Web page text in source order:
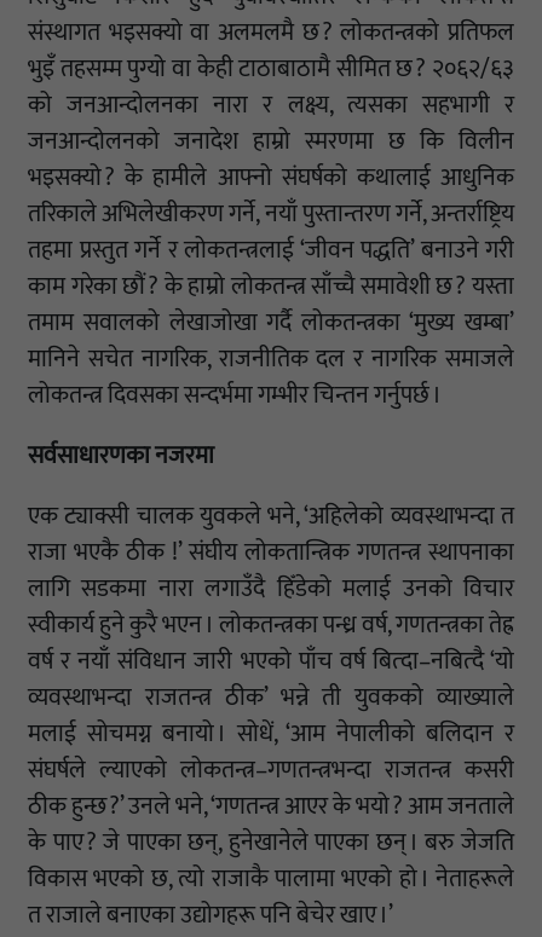
संस्थागत भइसक्यो वा अलमलमै छ ? लोकतन्त्रको प्रतिफल
भुइँ तहसम्म पुग्यो वा केही टाठाबाठामै सीमित छ ? २०६२/६३
को जनआन्दोलनका नारा र लक्ष्य, त्यसका सहभागी र
जनआन्दोलनको जनादेश हाम्रो स्मरणमा छ कि विलीन
भइसक्यो ? के हामीले आफ्नो संघर्षको कथालाई आधुनिक
तरिकाले अभिलेखीकरण गर्ने, नयाँ पुस्तान्तरण गर्ने, अन्तर्राष्ट्रिय
तहमा प्रस्तुत गर्ने र लोकतन्त्रलाई ‘जीवन पद्धति’ बनाउने गरी
काम गरेका छौं ? के हाम्रो लोकतन्त्र साँच्चै समावेशी छ ? यस्ता
तमाम सवालको लेखाजोखा गर्दै लोकतन्त्रका ‘मुख्य खम्बा’
मानिने सचेत नागरिक, राजनीतिक दल र नागरिक समाजले
लोकतन्त्र दिवसका सन्दर्भमा गम्भीर चिन्तन गर्नुपर्छ ।
सर्वसाधारणका नजरमा
एक ट्याक्सी चालक युवकले भने, ‘अहिलेको व्यवस्थाभन्दा त
राजा भएकै ठीक !’ संघीय लोकतान्त्रिक गणतन्त्र स्थापनाका
लागि सडकमा नारा लगाउँदै हिँडेको मलाई उनको विचार
स्वीकार्य हुने कुरै भएन । लोकतन्त्रका पन्ध्र वर्ष, गणतन्त्रका तेह्र
वर्ष र नयाँ संविधान जारी भएको पाँच वर्ष बित्दा–नबित्दै ‘यो
व्यवस्थाभन्दा राजतन्त्र ठीक’ भन्ने ती युवकको व्याख्याले
मलाई सोचमग्न बनायो । सोधें, ‘आम नेपालीको बलिदान र
संघर्षले ल्याएको लोकतन्त्र–गणतन्त्रभन्दा राजतन्त्र कसरी
ठीक हुन्छ ?’ उनले भने, ‘गणतन्त्र आएर के भयो ? आम जनताले
के पाए ? जे पाएका छन्, हुनेखानेले पाएका छन् । बरु जेजति
विकास भएको छ, त्यो राजाकै पालामा भएको हो । नेताहरूले
त राजाले बनाएका उद्योगहरू पनि बेचेर खाए ।’